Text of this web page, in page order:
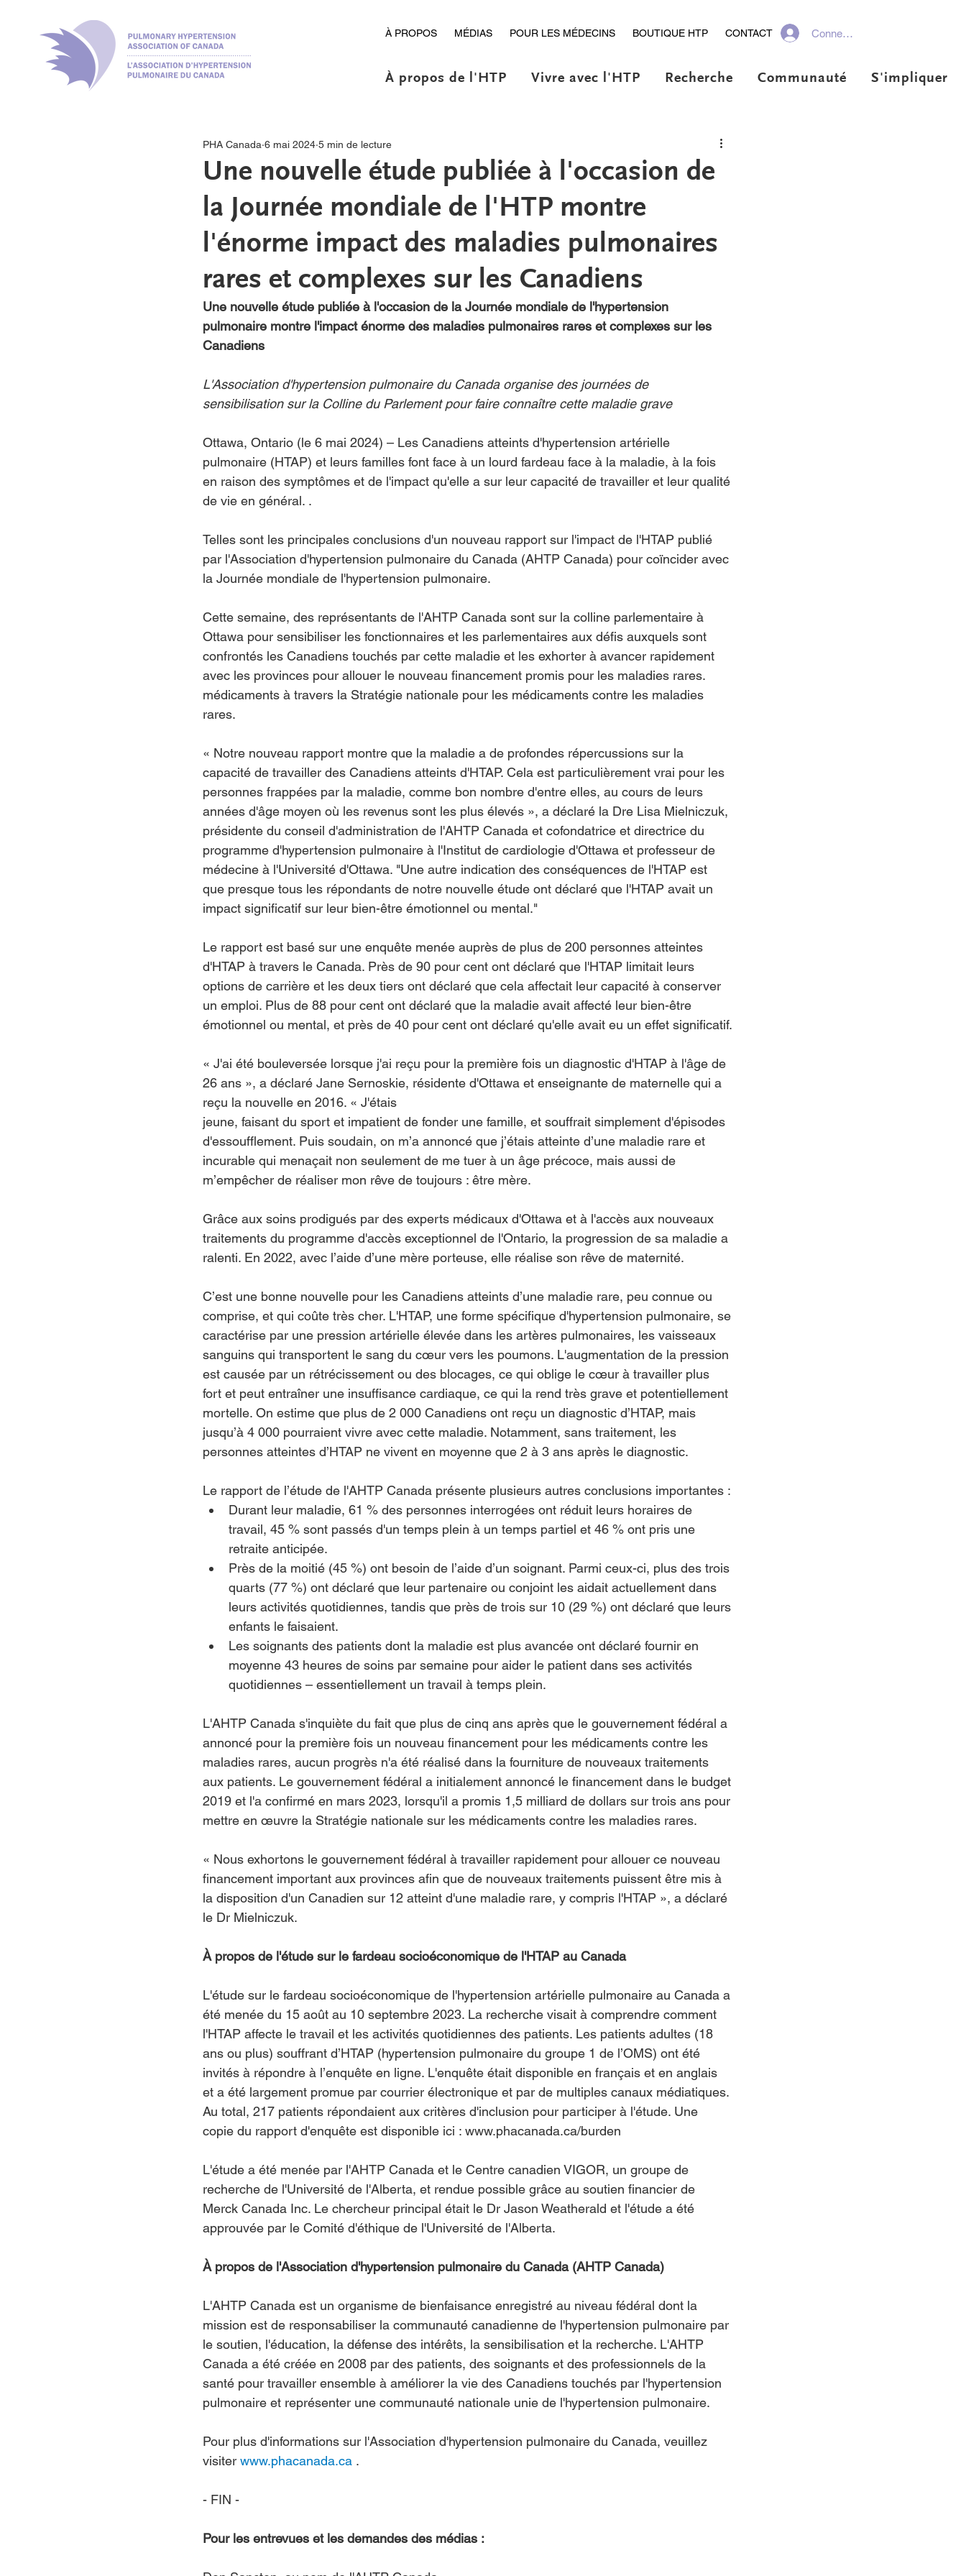
À PROPOS MÉDIAS POUR LES MÉDECINS BOUTIQUE HTP CONTACT Connexion
À propos de l'HTP Vivre avec l'HTP Recherche Communauté S'impliquer
Une nouvelle étude publiée à l'occasion de
la Journée mondiale de l'HTP montre
l'énorme impact des maladies pulmonaires
rares et complexes sur les Canadiens
PHA Canada 6 mai 2024 5 min de lecture
Une nouvelle étude publiée à l'occasion de la Journée mondiale de l'hypertension
pulmonaire montre l'impact énorme des maladies pulmonaires rares et complexes sur les
Canadiens
L'Association d'hypertension pulmonaire du Canada organise des journées de
sensibilisation sur la Colline du Parlement pour faire connaître cette maladie grave
Ottawa, Ontario (le 6 mai 2024) – Les Canadiens atteints d'hypertension artérielle
pulmonaire (HTAP) et leurs familles font face à un lourd fardeau face à la maladie, à la fois
en raison des symptômes et de l'impact qu'elle a sur leur capacité de travailler et leur qualité
de vie en général. .
Telles sont les principales conclusions d'un nouveau rapport sur l'impact de l'HTAP publié
par l'Association d'hypertension pulmonaire du Canada (AHTP Canada) pour coïncider avec
la Journée mondiale de l'hypertension pulmonaire.
Cette semaine, des représentants de l'AHTP Canada sont sur la colline parlementaire à
Ottawa pour sensibiliser les fonctionnaires et les parlementaires aux défis auxquels sont
confrontés les Canadiens touchés par cette maladie et les exhorter à avancer rapidement
avec les provinces pour allouer le nouveau financement promis pour les maladies rares.
médicaments à travers la Stratégie nationale pour les médicaments contre les maladies
rares.
« Notre nouveau rapport montre que la maladie a de profondes répercussions sur la
capacité de travailler des Canadiens atteints d'HTAP. Cela est particulièrement vrai pour les
personnes frappées par la maladie, comme bon nombre d'entre elles, au cours de leurs
années d'âge moyen où les revenus sont les plus élevés », a déclaré la Dre Lisa Mielniczuk,
présidente du conseil d'administration de l'AHTP Canada et cofondatrice et directrice du
programme d'hypertension pulmonaire à l'Institut de cardiologie d'Ottawa et professeur de
médecine à l'Université d'Ottawa. "Une autre indication des conséquences de l'HTAP est
que presque tous les répondants de notre nouvelle étude ont déclaré que l'HTAP avait un
impact significatif sur leur bien-être émotionnel ou mental."
Le rapport est basé sur une enquête menée auprès de plus de 200 personnes atteintes
d'HTAP à travers le Canada. Près de 90 pour cent ont déclaré que l'HTAP limitait leurs
options de carrière et les deux tiers ont déclaré que cela affectait leur capacité à conserver
un emploi. Plus de 88 pour cent ont déclaré que la maladie avait affecté leur bien-être
émotionnel ou mental, et près de 40 pour cent ont déclaré qu'elle avait eu un effet significatif.
« J'ai été bouleversée lorsque j'ai reçu pour la première fois un diagnostic d'HTAP à l'âge de
26 ans », a déclaré Jane Sernoskie, résidente d'Ottawa et enseignante de maternelle qui a
reçu la nouvelle en 2016. « J'étais
jeune, faisant du sport et impatient de fonder une famille, et souffrait simplement d'épisodes
d'essoufflement. Puis soudain, on m’a annoncé que j’étais atteinte d’une maladie rare et
incurable qui menaçait non seulement de me tuer à un âge précoce, mais aussi de
m’empêcher de réaliser mon rêve de toujours : être mère.
Grâce aux soins prodigués par des experts médicaux d'Ottawa et à l'accès aux nouveaux
traitements du programme d'accès exceptionnel de l'Ontario, la progression de sa maladie a
ralenti. En 2022, avec l’aide d’une mère porteuse, elle réalise son rêve de maternité.
C’est une bonne nouvelle pour les Canadiens atteints d’une maladie rare, peu connue ou
comprise, et qui coûte très cher. L'HTAP, une forme spécifique d'hypertension pulmonaire, se
caractérise par une pression artérielle élevée dans les artères pulmonaires, les vaisseaux
sanguins qui transportent le sang du cœur vers les poumons. L'augmentation de la pression
est causée par un rétrécissement ou des blocages, ce qui oblige le cœur à travailler plus
fort et peut entraîner une insuffisance cardiaque, ce qui la rend très grave et potentiellement
mortelle. On estime que plus de 2 000 Canadiens ont reçu un diagnostic d’HTAP, mais
jusqu’à 4 000 pourraient vivre avec cette maladie. Notamment, sans traitement, les
personnes atteintes d’HTAP ne vivent en moyenne que 2 à 3 ans après le diagnostic.
Le rapport de l’étude de l'AHTP Canada présente plusieurs autres conclusions importantes :
Durant leur maladie, 61 % des personnes interrogées ont réduit leurs horaires de
travail, 45 % sont passés d'un temps plein à un temps partiel et 46 % ont pris une
retraite anticipée.
Près de la moitié (45 %) ont besoin de l’aide d’un soignant. Parmi ceux-ci, plus des trois
quarts (77 %) ont déclaré que leur partenaire ou conjoint les aidait actuellement dans
leurs activités quotidiennes, tandis que près de trois sur 10 (29 %) ont déclaré que leurs
enfants le faisaient.
Les soignants des patients dont la maladie est plus avancée ont déclaré fournir en
moyenne 43 heures de soins par semaine pour aider le patient dans ses activités
quotidiennes – essentiellement un travail à temps plein.
L'AHTP Canada s'inquiète du fait que plus de cinq ans après que le gouvernement fédéral a
annoncé pour la première fois un nouveau financement pour les médicaments contre les
maladies rares, aucun progrès n'a été réalisé dans la fourniture de nouveaux traitements
aux patients. Le gouvernement fédéral a initialement annoncé le financement dans le budget
2019 et l'a confirmé en mars 2023, lorsqu'il a promis 1,5 milliard de dollars sur trois ans pour
mettre en œuvre la Stratégie nationale sur les médicaments contre les maladies rares.
« Nous exhortons le gouvernement fédéral à travailler rapidement pour allouer ce nouveau
financement important aux provinces afin que de nouveaux traitements puissent être mis à
la disposition d'un Canadien sur 12 atteint d'une maladie rare, y compris l'HTAP », a déclaré
le Dr Mielniczuk.
À propos de l'étude sur le fardeau socioéconomique de l'HTAP au Canada
L'étude sur le fardeau socioéconomique de l'hypertension artérielle pulmonaire au Canada a
été menée du 15 août au 10 septembre 2023. La recherche visait à comprendre comment
l'HTAP affecte le travail et les activités quotidiennes des patients. Les patients adultes (18
ans ou plus) souffrant d’HTAP (hypertension pulmonaire du groupe 1 de l’OMS) ont été
invités à répondre à l’enquête en ligne. L'enquête était disponible en français et en anglais
et a été largement promue par courrier électronique et par de multiples canaux médiatiques.
Au total, 217 patients répondaient aux critères d'inclusion pour participer à l'étude. Une
copie du rapport d'enquête est disponible ici : www.phacanada.ca/burden
L'étude a été menée par l'AHTP Canada et le Centre canadien VIGOR, un groupe de
recherche de l'Université de l'Alberta, et rendue possible grâce au soutien financier de
Merck Canada Inc. Le chercheur principal était le Dr Jason Weatherald et l'étude a été
approuvée par le Comité d'éthique de l'Université de l'Alberta.
À propos de l'Association d'hypertension pulmonaire du Canada (AHTP Canada)
L'AHTP Canada est un organisme de bienfaisance enregistré au niveau fédéral dont la
mission est de responsabiliser la communauté canadienne de l'hypertension pulmonaire par
le soutien, l'éducation, la défense des intérêts, la sensibilisation et la recherche. L'AHTP
Canada a été créée en 2008 par des patients, des soignants et des professionnels de la
santé pour travailler ensemble à améliorer la vie des Canadiens touchés par l'hypertension
pulmonaire et représenter une communauté nationale unie de l'hypertension pulmonaire.
Pour plus d'informations sur l'Association d'hypertension pulmonaire du Canada, veuillez
visiter www.phacanada.ca .
- FIN -
Pour les entrevues et les demandes des médias :